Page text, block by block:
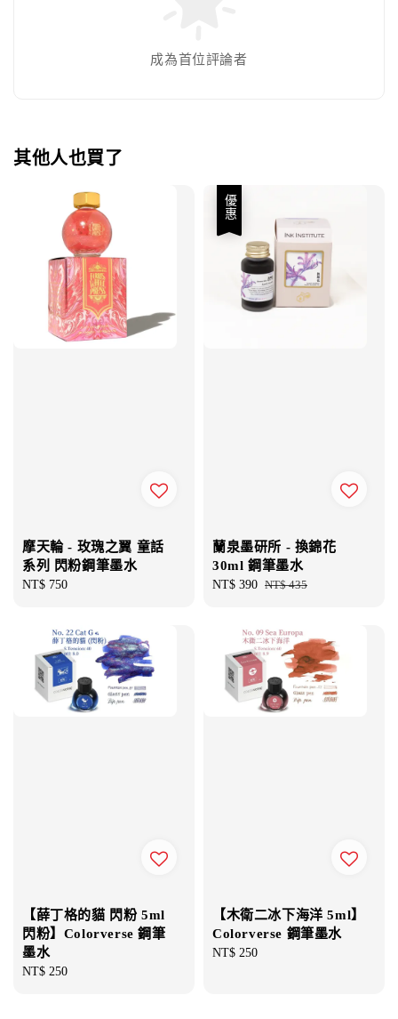
成為首位評論者
其他人也買了
摩天輪 - 玫瑰之翼 童話
系列 閃粉鋼筆墨水
Regular
NT$ 750
優惠
蘭泉墨研所 - 換錦花
30ml 鋼筆墨水
Sale
NT$ 390 Regular
NT$ 435
【薛丁格的貓 閃粉 5ml
閃粉】Colorverse 鋼筆
墨水
Regular
NT$ 250
【木衛二冰下海洋 5ml】
Colorverse 鋼筆墨水
Regular
NT$ 250